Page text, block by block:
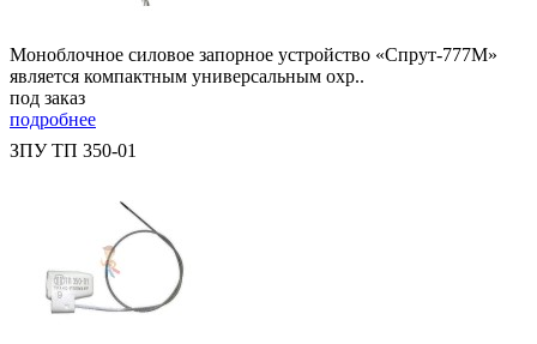
Моноблочное силовое запорное устройство «Спрут-777М»
является компактным универсальным охр..
под заказ
подробнее
ЗПУ ТП 350-01